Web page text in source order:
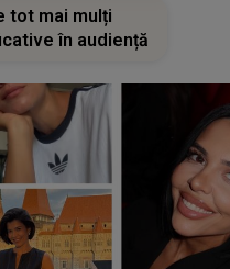
tot mai mulți
în audiență